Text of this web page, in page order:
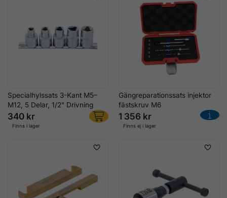
Specialhylssats 3-Kant M5–
M12, 5 Delar, 1/2" Drivning
340 kr
Finns i lager
Gängreparationssats injektor
fästskruv M6
1 356 kr
Finns ej i lager